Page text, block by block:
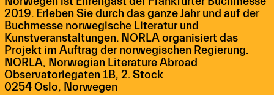
2019. Erleben Sie durch das ganze Jahr und auf der
Buchmesse norwegische Literatur und
Kunstveranstaltungen. NORLA organisiert das
Projekt im Auftrag der norwegischen Regierung.
NORLA, Norwegian Literature Abroad
Observatoriegaten 1B, 2. Stock
0254 Oslo, Norwegen